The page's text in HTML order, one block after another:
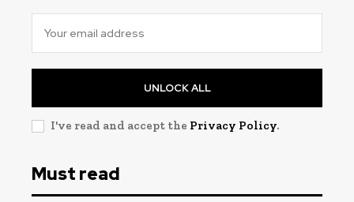
UNLOCK ALL
I've read and accept the Privacy Policy.
Must read